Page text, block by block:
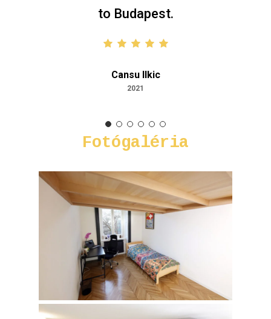
bus station is right in front of
the entrance. Lot of clubs and
recommended especially for
2020
Fotógaléria